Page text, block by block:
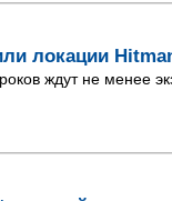
локации
ждут не менее